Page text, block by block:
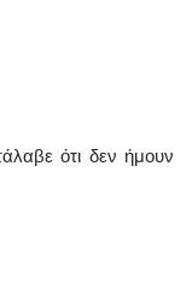
ότι δεν ήμουν